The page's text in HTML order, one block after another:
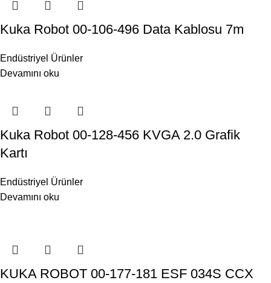
Kuka Robot 00-106-496 Data Kablosu 7m
Endüstriyel Ürünler
Devamını oku
Kuka Robot 00-128-456 KVGA 2.0 Grafik
Kartı
Endüstriyel Ürünler
Devamını oku
KUKA ROBOT 00-177-181 ESF 034S CCX